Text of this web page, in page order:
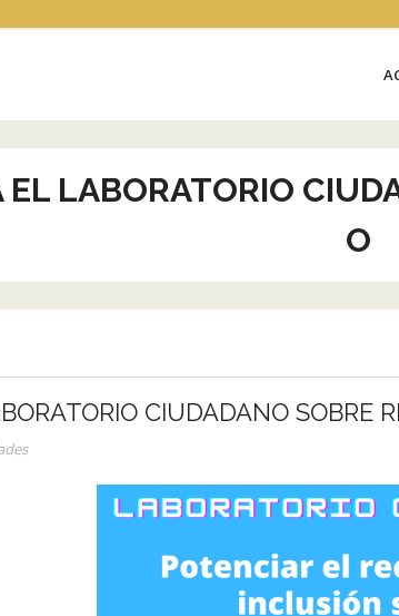
EL LABORATORIO
O
CIUDADANO SOBRE